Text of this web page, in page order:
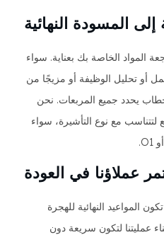
المسودة النهائية
المواد الخاصة بك بعناية. سواء
أو تحليل الوظيفة أو مزيجًا من
يحدد جميع المربعات. نحن
مع نوع التأشيرة، سواء
عملاؤنا في العودة
المواعيد النهائية للهجرة
عمليتنا لتكون سريعة دون